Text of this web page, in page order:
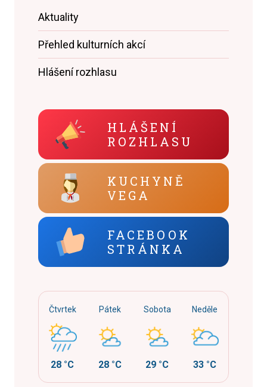
Aktuality
Přehled kulturních akcí
Hlášení rozhlasu
HLÁŠENÍ
ROZHLASU
KUCHYNĚ
VEGA
FACEBOOK
STRÁNKA
Čtvrtek
28 °C
Pátek
28 °C
Sobota
29 °C
Neděle
33 °C